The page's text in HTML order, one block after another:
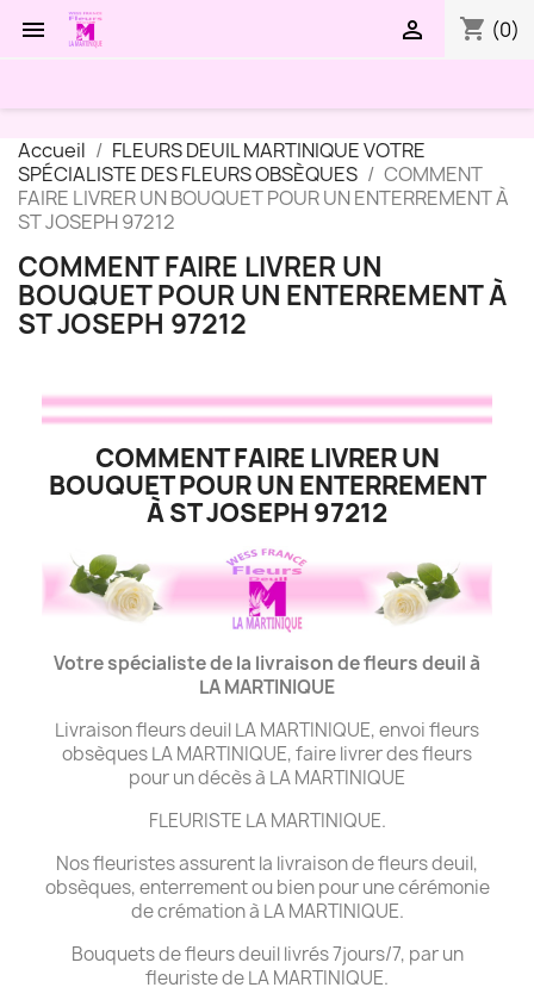
 shopping_cart (0)

Accueil
FLEURS DEUIL MARTINIQUE VOTRE
SPÉCIALISTE DES FLEURS OBSÈQUES
COMMENT
FAIRE LIVRER UN BOUQUET POUR UN ENTERREMENT À
ST JOSEPH 97212
COMMENT FAIRE LIVRER UN
BOUQUET POUR UN ENTERREMENT À
ST JOSEPH 97212
COMMENT FAIRE LIVRER UN
BOUQUET POUR UN ENTERREMENT
À ST JOSEPH 97212
Votre spécialiste de la livraison de fleurs deuil à
LA MARTINIQUE
Livraison fleurs deuil LA MARTINIQUE, envoi fleurs
obsèques LA MARTINIQUE, faire livrer des fleurs
pour un décès à LA MARTINIQUE
FLEURISTE LA MARTINIQUE.
Nos fleuristes assurent la livraison de fleurs deuil,
obsèques, enterrement ou bien pour une cérémonie
de crémation à LA MARTINIQUE.
Bouquets de fleurs deuil livrés 7jours/7, par un
fleuriste de LA MARTINIQUE.